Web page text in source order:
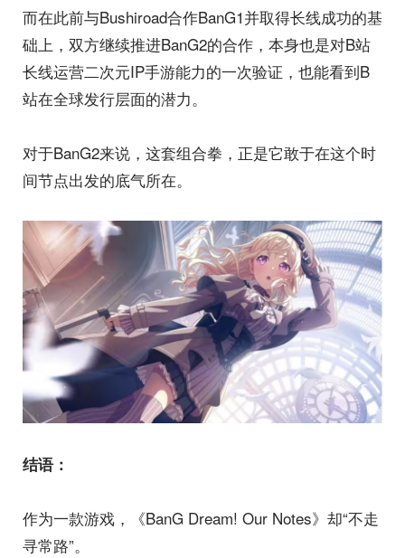
而在此前与Bushiroad合作BanG1并取得长线成功的基
础上，双方继续推进BanG2的合作，本身也是对B站
长线运营二次元IP手游能力的一次验证，也能看到B
站在全球发行层面的潜力。
对于BanG2来说，这套组合拳，正是它敢于在这个时
间节点出发的底气所在。
结语：
作为一款游戏，《BanG Dream! Our Notes》却“不走
寻常路”。